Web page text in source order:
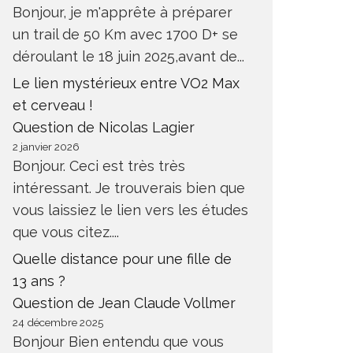
Bonjour, je m'apprête à préparer
un trail de 50 Km avec 1700 D+ se
déroulant le 18 juin 2025,avant de...
Le lien mystérieux entre VO2 Max
et cerveau !
Question de Nicolas Lagier
2 janvier 2026
Bonjour. Ceci est très très
intéressant. Je trouverais bien que
vous laissiez le lien vers les études
que vous citez....
Quelle distance pour une fille de
13 ans ?
Question de Jean Claude Vollmer
24 décembre 2025
Bonjour Bien entendu que vous